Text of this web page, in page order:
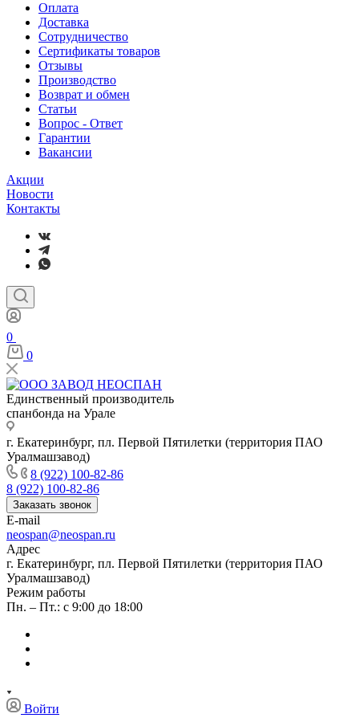
Оплата
Доставка
Сотрудничество
Сертификаты товаров
Отзывы
Производство
Возврат и обмен
Статьи
Вопрос - Ответ
Гарантии
Вакансии
Акции
Новости
Контакты
0
0
Единственный производитель
спанбонда на Урале
г. Екатеринбург, пл. Первой Пятилетки (территория ПАО
Уралмашзавод)
8 (922) 100-82-86
8 (922) 100-82-86
Заказать звонок
E-mail
neospan@neospan.ru
Адрес
г. Екатеринбург, пл. Первой Пятилетки (территория ПАО
Уралмашзавод)
Режим работы
Пн. – Пт.: с 9:00 до 18:00
Войти